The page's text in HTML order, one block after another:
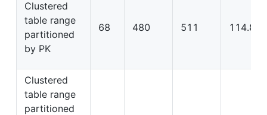
Clustered
table range
partitioned
by PK
68 480 511 114.87
Clustered
table range
partitioned